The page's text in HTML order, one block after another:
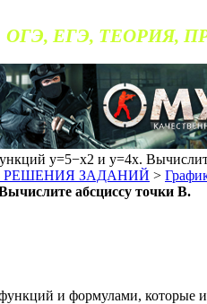
ОГЭ, ЕГЭ, ТЕОРИЯ,
y=5−x2 и y=4x.
РЕШЕНИЯ ЗАДАНИЙ >
абсциссу точки B.
и формулами, которые